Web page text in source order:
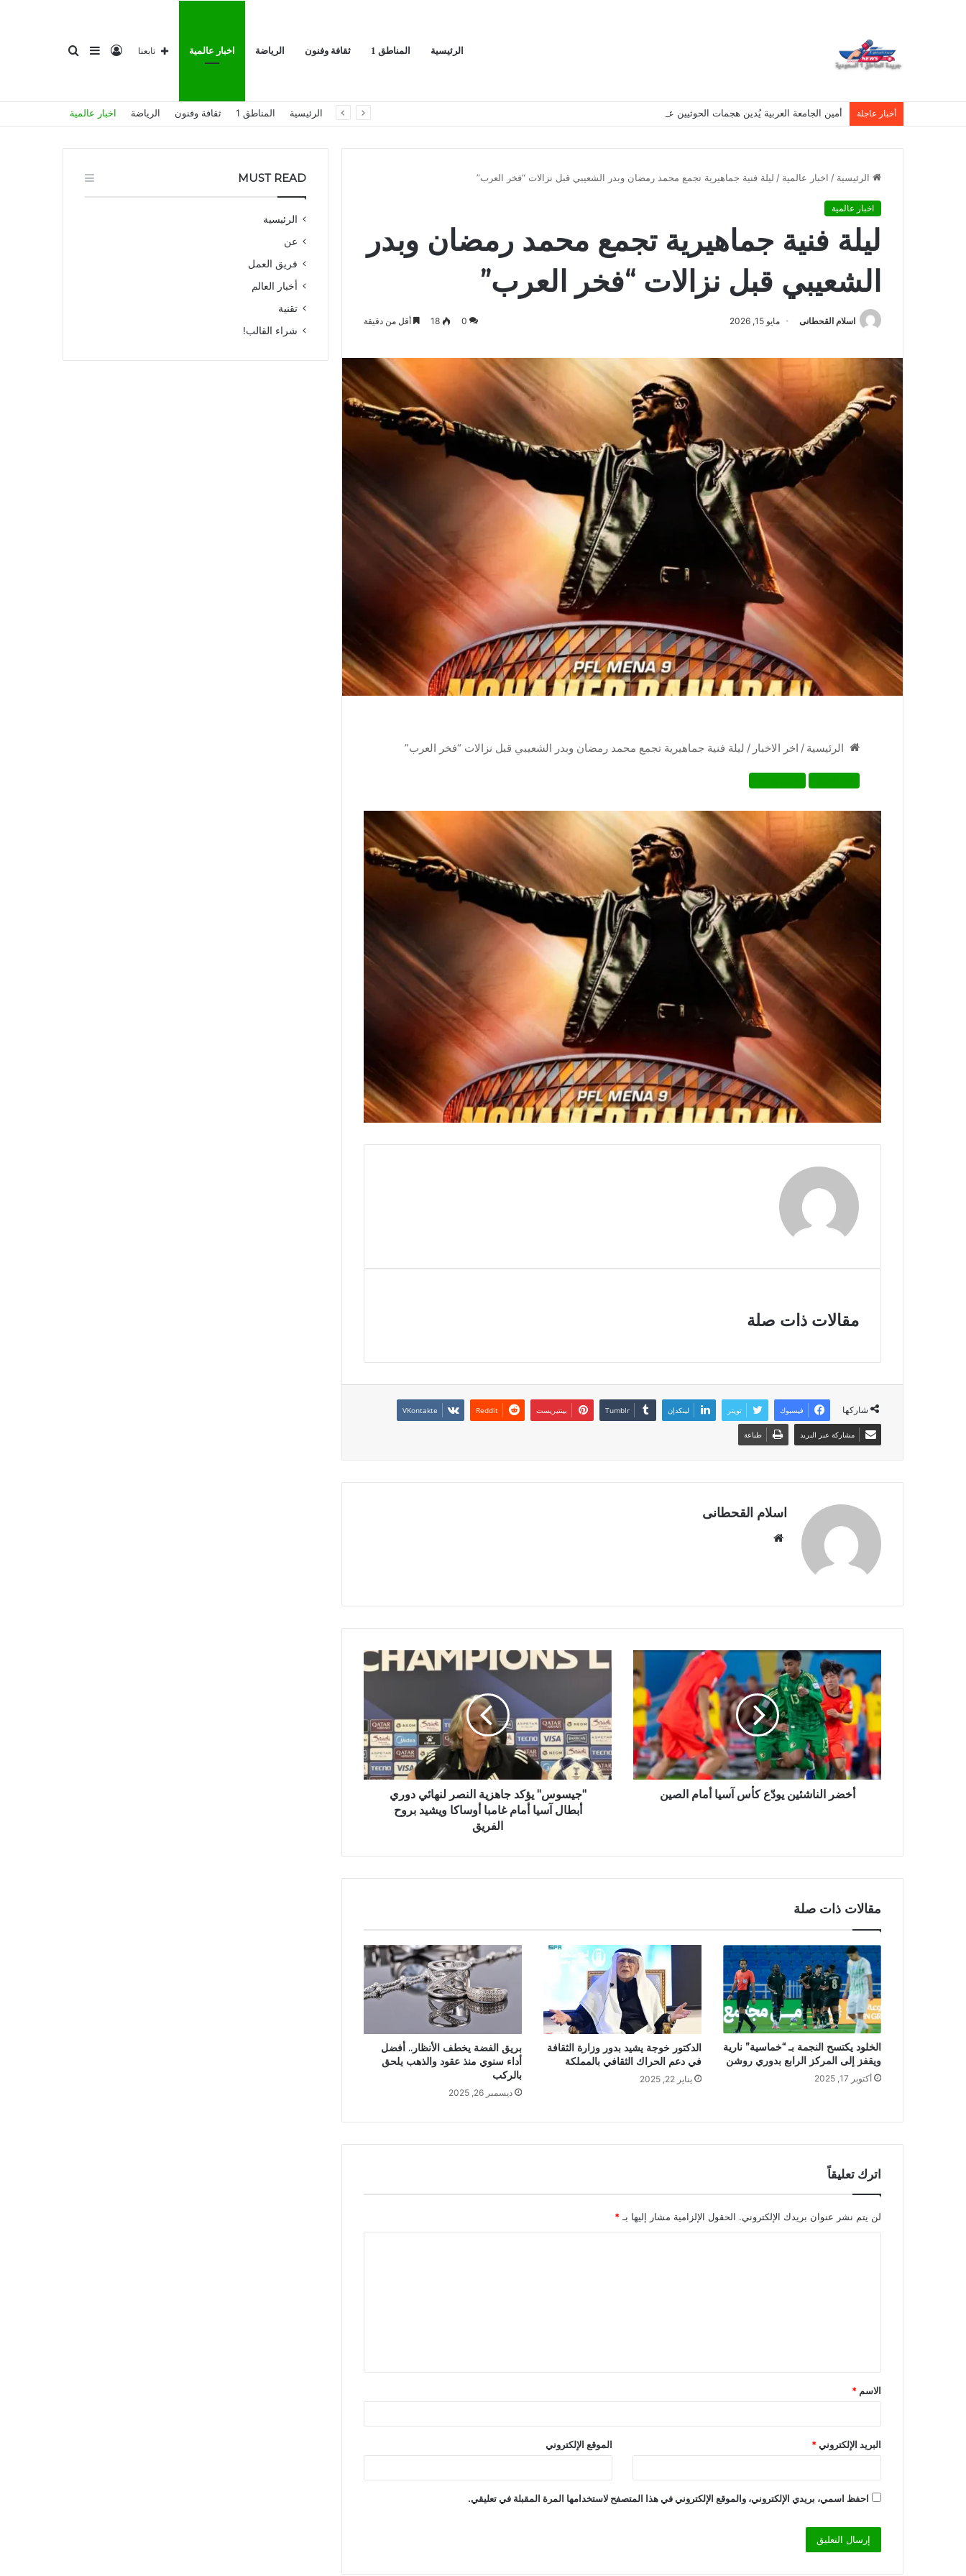
الرئيسية المناطق 1 ثقافة وفنون الرياضة اخبار عالمية
عن
إضافة
عمود
تسجيل
الدخول
تابعنا
أخبار عاجلة أمين الجامعة العربية يُدين هجمات الحوثيين على نجران ويدعو لوقف التصعيد الرئيسية المناطق 1 ثقافة وفنون الرياضة اخبار عالمية
الرئيسية / اخبار عالمية / ليلة فنية جماهيرية تجمع محمد رمضان وبدر الشعيبي قبل نزالات “فخر العرب”
اخبار عالمية
ليلة فنية جماهيرية تجمع محمد رمضان وبدر
الشعيبي قبل نزالات “فخر العرب”
اسلام القحطانى مايو 15, 2026 0
18 أقل من دقيقة
الرئيسية / اخر الاخبار / ليلة فنية جماهيرية تجمع محمد رمضان وبدر الشعيبي قبل نزالات “فخر العرب”
مقالات ذات صلة
شاركها فيسبوك تويتر لينكدإن بينتيريست
مشاركة عبر البريد طباعة
اسلام القحطانى
ا
ب
أخضر الناشئين يودّع كأس آسيا أمام الصين
"جيسوس" يؤكد جاهزية النصر لنهائي دوري
أبطال آسيا أمام غامبا أوساكا ويشيد بروح
الفريق
مقالات ذات صلة
الخلود يكتسح النجمة بـ “خماسية” نارية
ويقفز إلى المركز الرابع بدوري روشن
أكتوبر 17, 2025
الدكتور خوجة يشيد بدور وزارة الثقافة
في دعم الحراك الثقافي بالمملكة
يناير 22, 2025
بريق الفضة يخطف الأنظار.. أفضل
أداء سنوي منذ عقود والذهب يلحق
بالركب
ديسمبر 26, 2025
اترك تعليقاً
لن يتم نشر عنوان بريدك الإلكتروني. الحقول الإلزامية مشار إليها بـ *
ق
*
الاسم *
البريد الإلكتروني* الموقع الإلكتروني
احفظ اسمي، بريدي الإلكتروني، والموقع الإلكتروني في هذا المتصفح لاستخدامها المرة المقبلة في تعليقي.
MUST READ
الرئيسية
عن
فريق العمل
أخبار العالم
تقنية
شراء القالب!